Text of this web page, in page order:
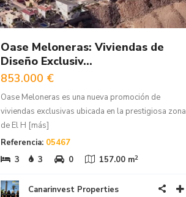
Oase Meloneras: Viviendas de
Diseño Exclusiv...
853.000 €
Oase Meloneras es una nueva promoción de
viviendas exclusivas ubicada en la prestigiosa zona
de El H [más]
Referencia: 05467
3
3 0 157.00 m2
Canarinvest Properties